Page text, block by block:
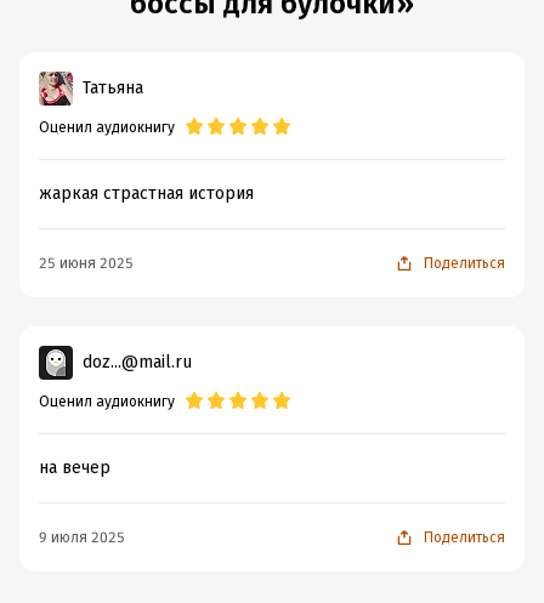
Татьяна
Оценил аудиокнигу
жаркая страстная история
25 июня 2025 Поделиться
doz...@mail.ru
Оценил аудиокнигу
на вечер
9 июля 2025 Поделиться